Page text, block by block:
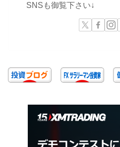
SNSも御覧下さい↓